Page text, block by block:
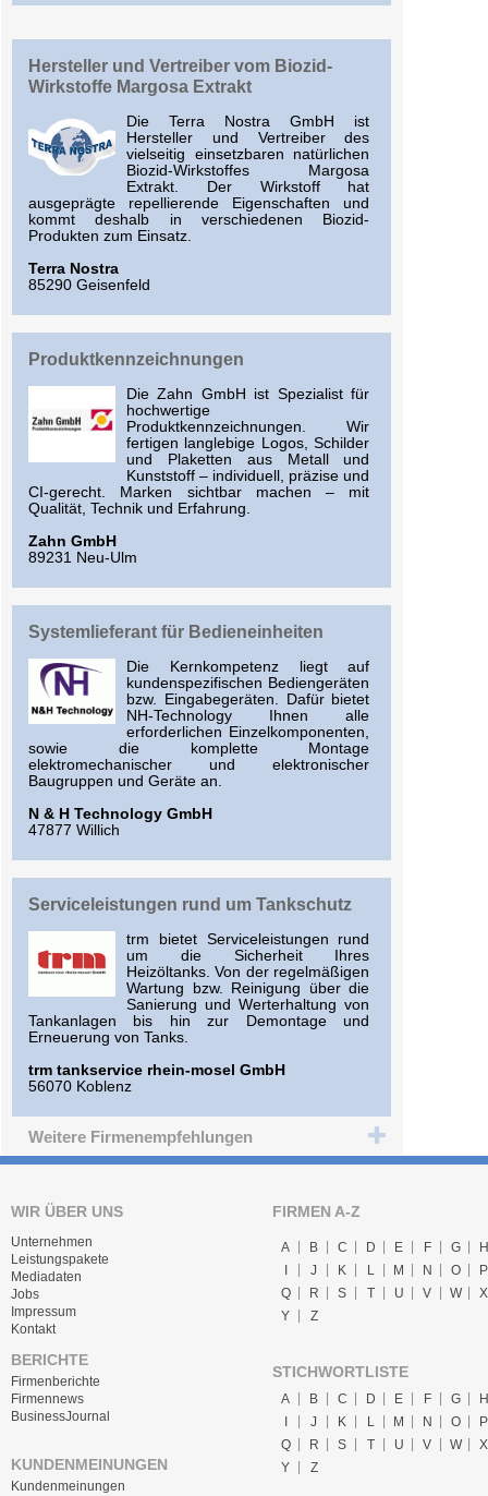
Hersteller und Vertreiber vom Biozid-
Wirkstoffe Margosa Extrakt
Die Terra Nostra GmbH ist
Hersteller und Vertreiber des
vielseitig einsetzbaren natürlichen
Biozid-Wirkstoffes Margosa
Extrakt. Der Wirkstoff hat
ausgeprägte repellierende Eigenschaften und
kommt deshalb in verschiedenen Biozid-
Produkten zum Einsatz.
Terra Nostra
85290 Geisenfeld
Produktkennzeichnungen
Die Zahn GmbH ist Spezialist für
hochwertige
Produktkennzeichnungen. Wir
fertigen langlebige Logos, Schilder
und Plaketten aus Metall und
Kunststoff – individuell, präzise und
CI-gerecht. Marken sichtbar machen – mit
Qualität, Technik und Erfahrung.
Zahn GmbH
89231 Neu-Ulm
Systemlieferant für Bedieneinheiten
Die Kernkompetenz liegt auf
kundenspezifischen Bediengeräten
bzw. Eingabegeräten. Dafür bietet
NH-Technology Ihnen alle
erforderlichen Einzelkomponenten,
sowie die komplette Montage
elektromechanischer und elektronischer
Baugruppen und Geräte an.
N & H Technology GmbH
47877 Willich
Serviceleistungen rund um Tankschutz
trm bietet Serviceleistungen rund
um die Sicherheit Ihres
Heizöltanks. Von der regelmäßigen
Wartung bzw. Reinigung über die
Sanierung und Werterhaltung von
Tankanlagen bis hin zur Demontage und
Erneuerung von Tanks.
trm tankservice rhein-mosel GmbH
56070 Koblenz
Weitere Firmenempfehlungen
WIR ÜBER UNS
Unternehmen
Leistungspakete
Mediadaten
Jobs
Impressum
Kontakt
BERICHTE
Firmenberichte
Firmennews
BusinessJournal
KUNDENMEINUNGEN
Kundenmeinungen
FIRMEN A-Z
A B C D E F G
H
J K L M N O
P
Q
R S T U V W
X
Y
Z
STICHWORTLISTE
A B C D E F G
H
I
J K L M N O
P
Q
R S T U V W
X
Y
Z